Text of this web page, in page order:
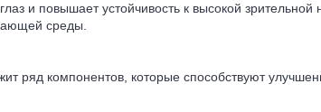
и повышает устойчивость к высокой
среды.
ряд компонентов, которые способствуют